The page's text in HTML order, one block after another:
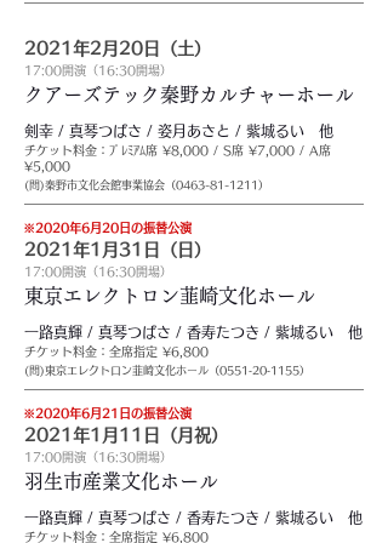
2021年2月20日（土）
17:00開演（16:30開場）
クアーズテック秦野カルチャーホール
剣幸 / 真琴つばさ / 姿月あさと / 紫城るい 他
チケット料金：ﾌﾟﾚﾐｱﾑ席 ¥8,000 / S席 ¥7,000 / A席
¥5,000
(問)秦野市文化会館事業協会（0463-81-1211）
2021年1月31日（日）
17:00開演（16:30開場）
東京エレクトロン韮崎文化ホール
一路真輝 / 真琴つばさ / 香寿たつき / 紫城るい 他
チケット料金：全席指定 ¥6,800
(問)東京エレクトロン韮崎文化ホール（0551‐20‐1155）
※2020年6月20日の振替公演
2021年1月11日（月祝）
17:00開演（16:30開場）
羽生市産業文化ホール
一路真輝 / 真琴つばさ / 香寿たつき / 紫城るい 他
チケット料金：全席指定 ¥6,800
※2020年6月21日の振替公演